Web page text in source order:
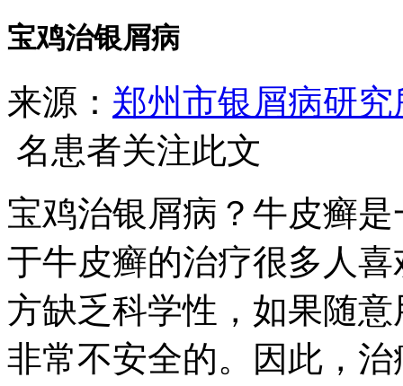
宝鸡治银屑病
来源： 郑州市银屑病研究
名患者关注此文
宝鸡治银屑病？牛皮癣
于牛皮癣的治疗很多人
方缺乏科学性，如果随
非常不安全的。因此，